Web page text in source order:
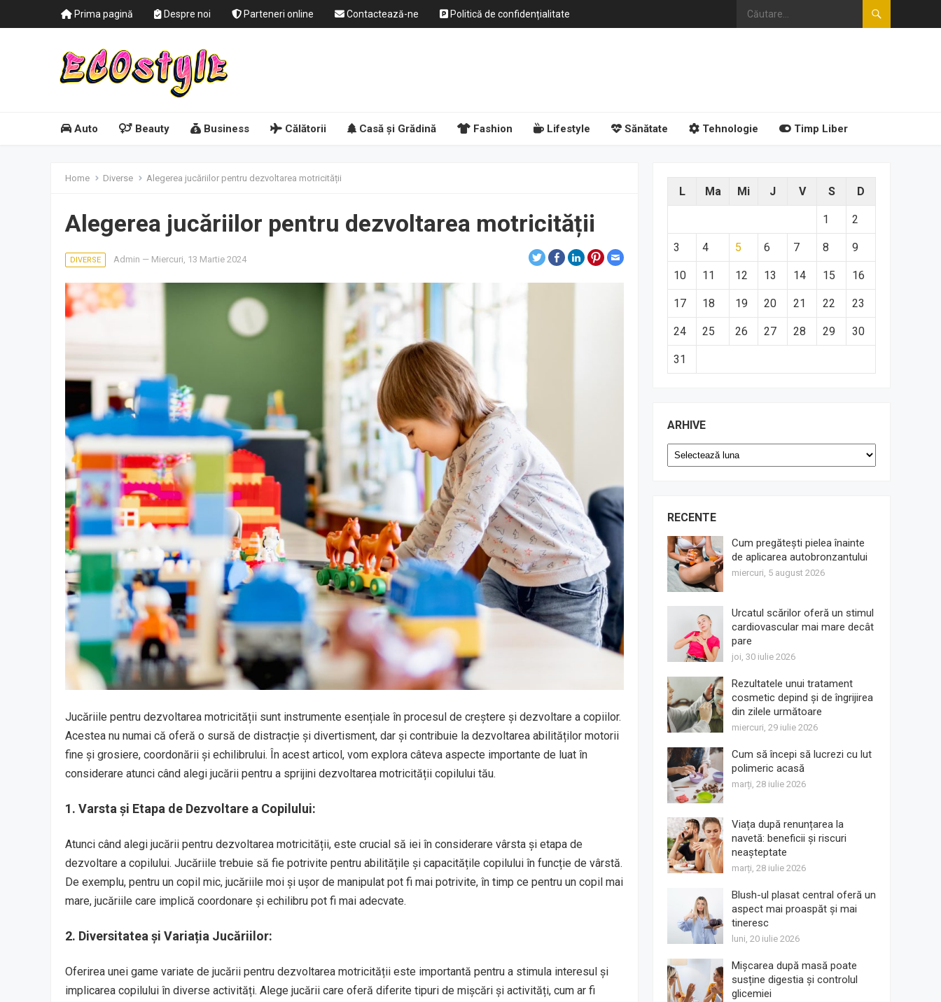
Prima pagină Despre noi Parteneri online Contactează-ne Politică de confidențialitate
Auto Beauty Business Călătorii Casă și Grădină Fashion Lifestyle Sănătate Tehnologie Timp Liber
Home Diverse Alegerea jucăriilor pentru dezvoltarea motricității
Alegerea jucăriilor pentru dezvoltarea motricității
DIVERSE Admin — Miercuri, 13 Martie 2024
Jucăriile pentru dezvoltarea motricității sunt instrumente esențiale în procesul de creștere și dezvoltare a copiilor.
Acestea nu numai că oferă o sursă de distracție și divertisment, dar și contribuie la dezvoltarea abilităților motorii
fine și grosiere, coordonării și echilibrului. În acest articol, vom explora câteva aspecte importante de luat în
considerare atunci când alegi jucării pentru a sprijini dezvoltarea motricității copilului tău.
1. Varsta și Etapa de Dezvoltare a Copilului:
Atunci când alegi jucării pentru dezvoltarea motricității, este crucial să iei în considerare vârsta și etapa de
dezvoltare a copilului. Jucăriile trebuie să fie potrivite pentru abilitățile și capacitățile copilului în funcție de vârstă.
De exemplu, pentru un copil mic, jucăriile moi și ușor de manipulat pot fi mai potrivite, în timp ce pentru un copil mai
mare, jucăriile care implică coordonare și echilibru pot fi mai adecvate.
2. Diversitatea și Variația Jucăriilor:
Oferirea unei game variate de jucării pentru dezvoltarea motricității este importantă pentru a stimula interesul și
implicarea copilului în diverse activități. Alege jucării care oferă diferite tipuri de mișcări și activități, cum ar fi
L Ma Mi J V S D
1 2
3 4 5 6 7 8 9
10 11 12 13 14 15 16
17 18 19 20 21 22 23
24 25 26 27 28 29 30
31
ARHIVE
Arhive
RECENTE
Cum pregătești pielea înainte
de aplicarea autobronzantului
miercuri, 5 august 2026
Urcatul scărilor oferă un stimul
cardiovascular mai mare decât
pare
joi, 30 iulie 2026
Rezultatele unui tratament
cosmetic depind și de îngrijirea
din zilele următoare
miercuri, 29 iulie 2026
Cum să începi să lucrezi cu lut
polimeric acasă
marți, 28 iulie 2026
Viața după renunțarea la
navetă: beneficii și riscuri
neașteptate
marți, 28 iulie 2026
Blush-ul plasat central oferă un
aspect mai proaspăt și mai
tineresc
luni, 20 iulie 2026
Mișcarea după masă poate
susține digestia și controlul
glicemiei